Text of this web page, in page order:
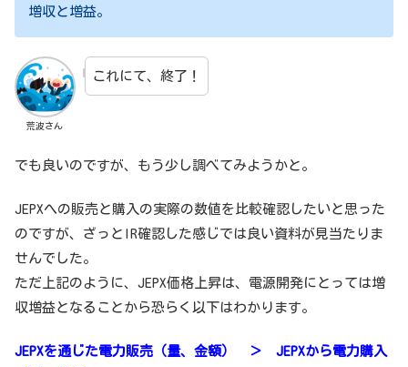
増収と増益。
荒波さん
これにて、終了！
でも良いのですが、もう少し調べてみようかと。
JEPXへの販売と購入の実際の数値を比較確認したいと思った
のですが、ざっとIR確認した感じでは良い資料が見当たりま
せんでした。
ただ上記のように、JEPX価格上昇は、電源開発にとっては増
収増益となることから恐らく以下はわかります。
JEPXを通じた電力販売（量、金額） ＞ JEPXから電力購入